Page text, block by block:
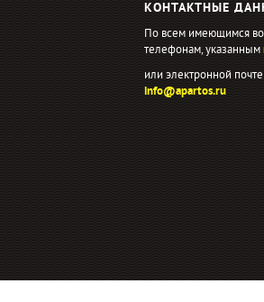
КОНТАКТНЫЕ
По всем имеющимся
телефонам, указанным
или электронной
info@apartos.ru